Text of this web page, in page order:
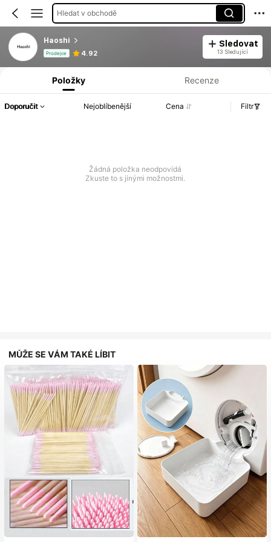
Hledat v obchodě
Haoshi
Prodejce 4.92
Sledovat
13 Sledující
Informace o produktu: Zveřejnění ceny, prodejní a skladové údaje.
Položky Recenze
Doporučit Nejoblíbenější Cena Filtr
Žádná položka neodpovídá
Zkuste to s jinými možnostmi.
MŮŽE SE VÁM TAKÉ LÍBIT